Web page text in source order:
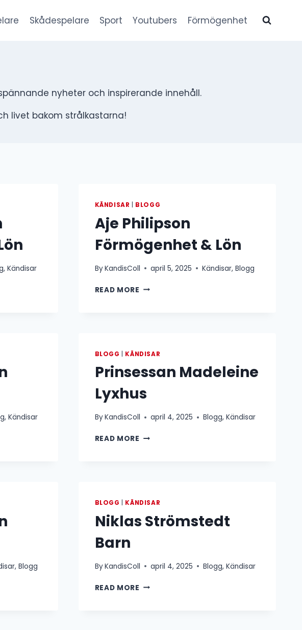
Skådespelare Sport Youtubers Förmögenhet
nyheter och inspirerande innehåll.
livet bakom strålkastarna!
, Kändisar
KÄNDISAR BLOGG
Aje Philipson
Förmögenhet & Lön
ByKandisColl april 5, 2025 Kändisar, Blogg
READ MORE AJE
, Kändisar
BLOGG | KÄNDISAR
Prinsessan Madeleine
Lyxhus
ByKandisColl april 4, 2025 Blogg, Kändisar
READ MORE PRINSESSAN
, Blogg
BLOGG KÄNDISAR
Niklas Strömstedt
Barn
ByKandisColl april 4, 2025 Blogg, Kändisar
READ MORE NIKLAS